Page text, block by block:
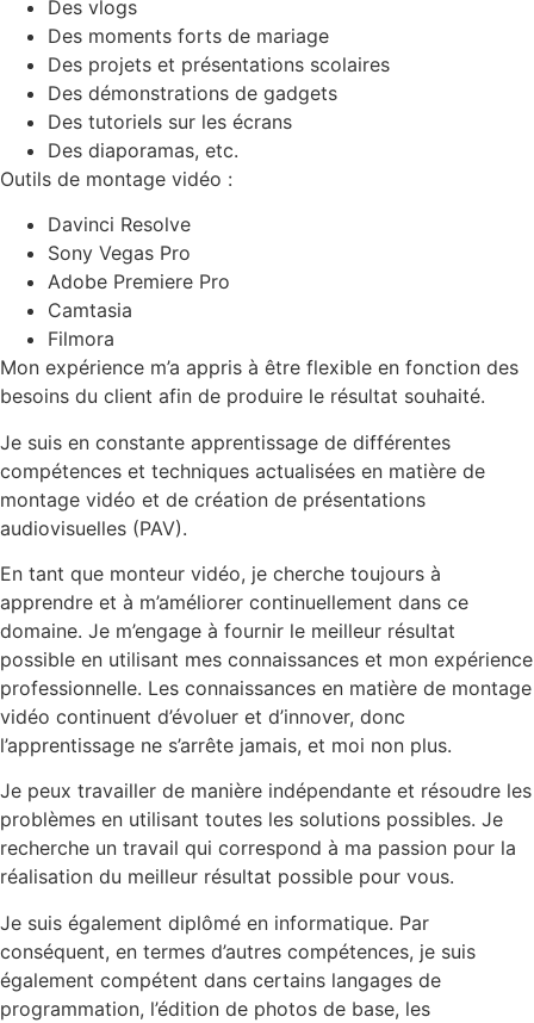
Des vlogs
Des moments forts de mariage
Des projets et présentations scolaires
Des démonstrations de gadgets
Des tutoriels sur les écrans
Des diaporamas, etc.
Outils de montage vidéo :
Davinci Resolve
Sony Vegas Pro
Adobe Premiere Pro
Camtasia
Filmora
Mon expérience m’a appris à être flexible en fonction des
besoins du client afin de produire le résultat souhaité.
Je suis en constante apprentissage de différentes
compétences et techniques actualisées en matière de
montage vidéo et de création de présentations
audiovisuelles (PAV).
En tant que monteur vidéo, je cherche toujours à
apprendre et à m’améliorer continuellement dans ce
domaine. Je m’engage à fournir le meilleur résultat
possible en utilisant mes connaissances et mon expérience
professionnelle. Les connaissances en matière de montage
vidéo continuent d’évoluer et d’innover, donc
l’apprentissage ne s’arrête jamais, et moi non plus.
Je peux travailler de manière indépendante et résoudre les
problèmes en utilisant toutes les solutions possibles. Je
recherche un travail qui correspond à ma passion pour la
réalisation du meilleur résultat possible pour vous.
Je suis également diplômé en informatique. Par
conséquent, en termes d’autres compétences, je suis
également compétent dans certains langages de
programmation, l’édition de photos de base, les